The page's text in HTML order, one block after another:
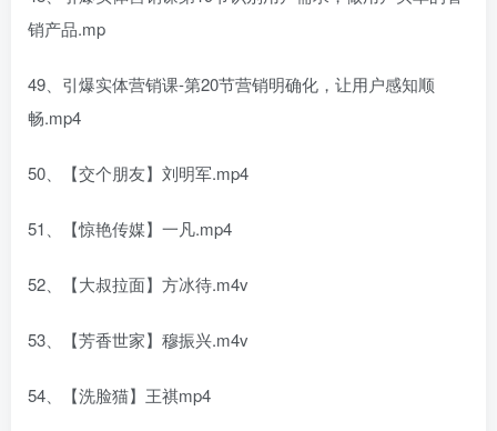
销产品.mp
49、引爆实体营销课-第20节营销明确化，让用户感知顺
畅.mp4
50、【交个朋友】刘明军.mp4
51、【惊艳传媒】一凡.mp4
52、【大叔拉面】方冰待.m4v
53、【芳香世家】穆振兴.m4v
54、【洗脸猫】王祺mp4